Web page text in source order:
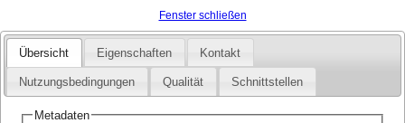
Fenster schließen
Übersicht Eigenschaften Kontakt
Nutzungsbedingungen Qualität Schnittstellen
Metadaten